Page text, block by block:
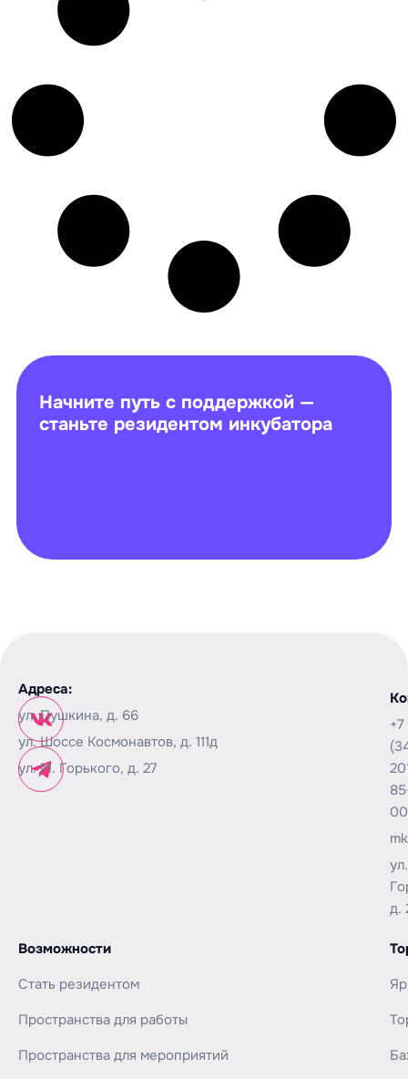
Начните путь с поддержкой —
станьте резидентом инкубатора
Адреса:
ул. Пушкина, д. 66
ул. Шоссе Космонавтов, д. 111д
ул. М. Горького, д. 27
+7
00
д.
Возможности
Стать резидентом
Пространства для работы
Пространства для мероприятий